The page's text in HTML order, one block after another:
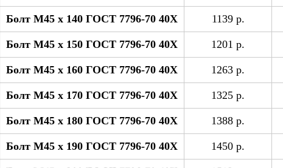
Болт М45 x 140 ГОСТ 7796-70 40Х 1139 р.
Болт М45 x 150 ГОСТ 7796-70 40Х 1201 р.
Болт М45 x 160 ГОСТ 7796-70 40Х 1263 р.
Болт М45 x 170 ГОСТ 7796-70 40Х 1325 р.
Болт М45 x 180 ГОСТ 7796-70 40Х 1388 р.
Болт М45 x 190 ГОСТ 7796-70 40Х 1450 р.